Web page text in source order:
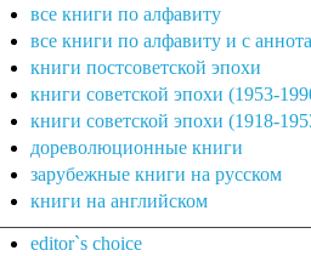
все книги по алфавиту
все книги по алфавиту и с
книги постсоветской эпохи
книги советской эпохи (1953-
книги советской эпохи (1918-
дореволюционные книги
зарубежные книги на русском
книги на английском
editor`s choice